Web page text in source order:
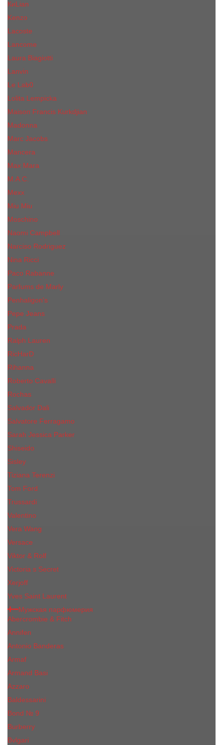
КиLian
Kenzo
Lacoste
Lancome
Laura Biagiotti
Lanvin
Lе Lab0
Lolita Lempicka
Maison Francis Kurkdjian
Madonna
Marc Jacobs
Mancera
Max Mara
M.А.C.
Mexx
Miu Miu
Mоsсhino
Naomi Campbell
Narciso Rodriguez
Nina Ricci
Paco Rabanne
Parfums de Marly
Penhaligon's
Pepe Jeans
Prada
Ralph Lauren
RicHarD
Rihanna
Roberto Cavalli
Rochas
Salvador Dali
Salvatore Ferragamo
Sarah Jessica Parker
Shiseido
Sisley
Tiziana Terenzi
Tom Ford
Trussardi
Valentino
Vera Wang
Versace
Viktor & Rolf
Victoria s Secret
Xerjoff
Yves Saint Laurent
Мужская парфюмерия
Abercrombie & Fitch
Annifen
Antonio Banderas
Armaf
Armand Basi
Azzaro
Baldessarini
Bond № 9
Burberry
Bvlgari